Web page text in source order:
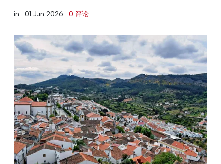
in · 01 Jun 2026 · 0 评论